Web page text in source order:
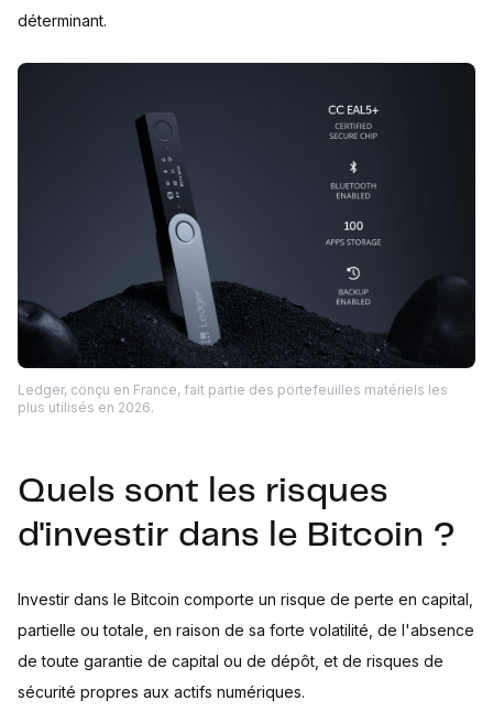
déterminant.
Ledger, conçu en France, fait partie des portefeuilles matériels les
plus utilisés en 2026.
Quels sont les risques
d'investir dans le Bitcoin ?
Investir dans le Bitcoin comporte un risque de perte en capital,
partielle ou totale, en raison de sa forte volatilité, de l'absence
de toute garantie de capital ou de dépôt, et de risques de
sécurité propres aux actifs numériques.